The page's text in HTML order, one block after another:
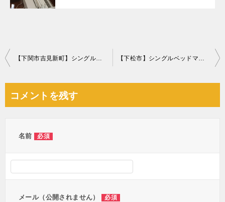
投
ビ
【下関市吉見新町】シングルベッドマットレス、ガラスケース等の回収 【下松市】シングルベッドマットレスの回収・処分ご依頼 お客様の声
コメントを残す
名前 必須
メール（公開されません） 必須